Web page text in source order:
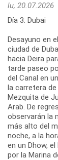
lu, 20.07.2026
Día 3: Dubai
Desayuno en
ciudad de
hacia Deira
tarde paseo
del Canal en
la carretera
Mezquita de
Arab. De
observarán la
más alto del
noche, a la
en un Dhow,
por la Marina